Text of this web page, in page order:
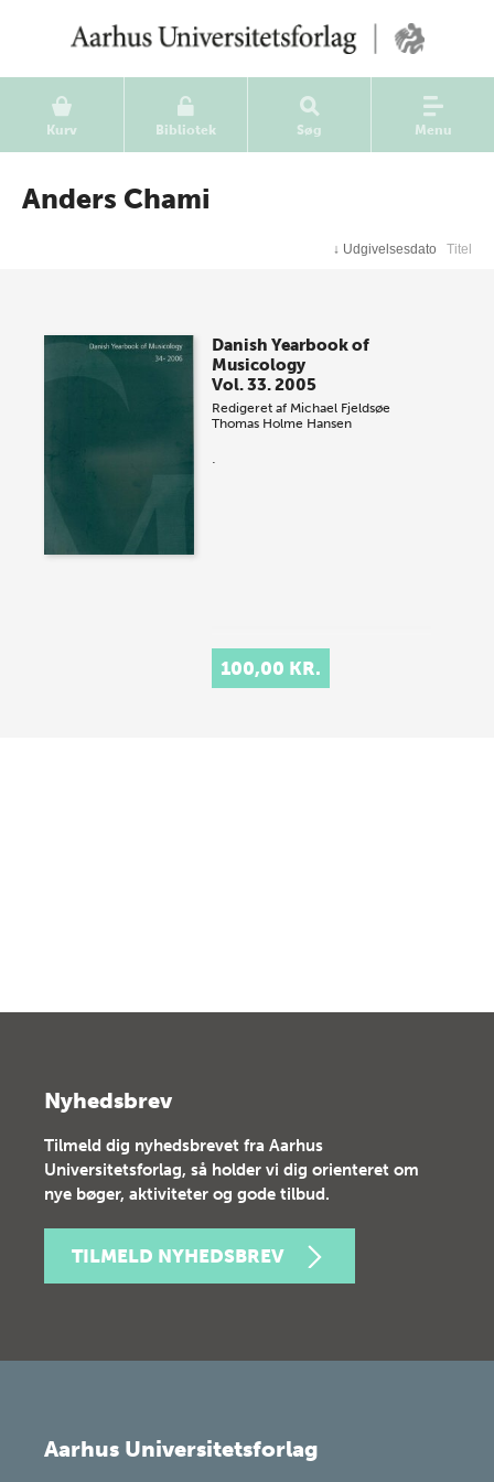
Kurv Bibliotek Søg Menu
Anders Chami
↓ Udgivelsesdato Titel
Danish Yearbook of
Musicology
Vol. 33. 2005
Redigeret af Michael Fjeldsøe
Thomas Holme Hansen
.
100,00 KR.
Nyhedsbrev
Tilmeld dig nyhedsbrevet fra Aarhus
Universitetsforlag, så holder vi dig orienteret om
nye bøger, aktiviteter og gode tilbud.
TILMELD NYHEDSBREV
Aarhus Universitetsforlag